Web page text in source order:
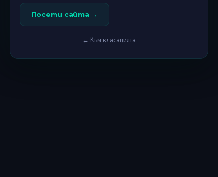
Посети сайта →
← Към класацията